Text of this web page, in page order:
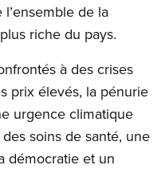
de la
riche du pays.
à des crises
prix élevés, la pénurie
urgence climatique
soins de santé, une
démocratie et un